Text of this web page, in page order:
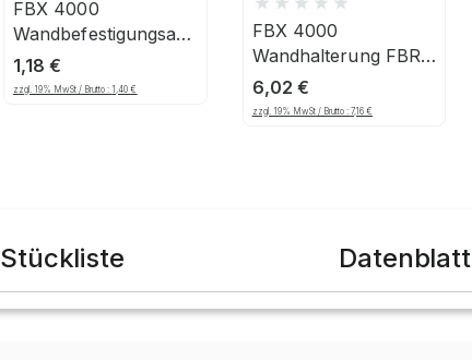
FBX 4000
Wandbefestigungsadapter,
mit Bohrung
1,18€
zzgl. 19% MwSt / Brutto :1,40€
FBX 4000
Wandhalterung FBR
für Eintelstil quer -
Typ 1
6,02€
zzgl. 19% MwSt / Brutto : 7,16 €
Stückliste Datenblatt